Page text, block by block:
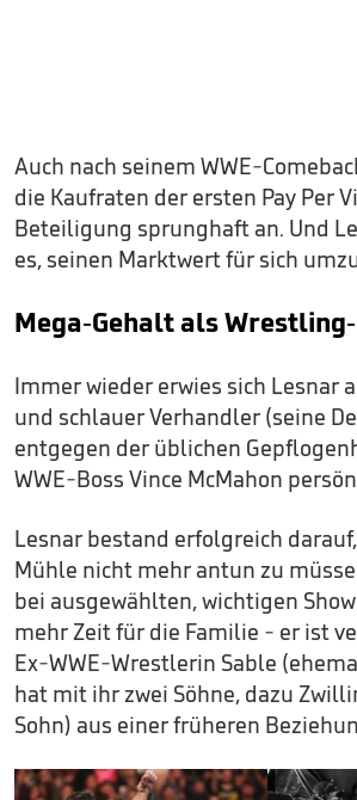
Auch nach seinem WWE-
die Kaufraten der ersten Pay Per
Beteiligung sprunghaft an. Und
es, seinen Marktwert für sich
Mega-Gehalt als
Immer wieder erwies sich Lesnar
und schlauer Verhandler (seine
entgegen der üblichen
WWE-Boss Vince McMahon
Lesnar bestand erfolgreich
Mühle nicht mehr antun zu
bei ausgewählten, wichtigen
mehr Zeit für die Familie - er ist
Ex-WWE-Wrestlerin Sable
hat mit ihr zwei Söhne, dazu
Sohn) aus einer früheren